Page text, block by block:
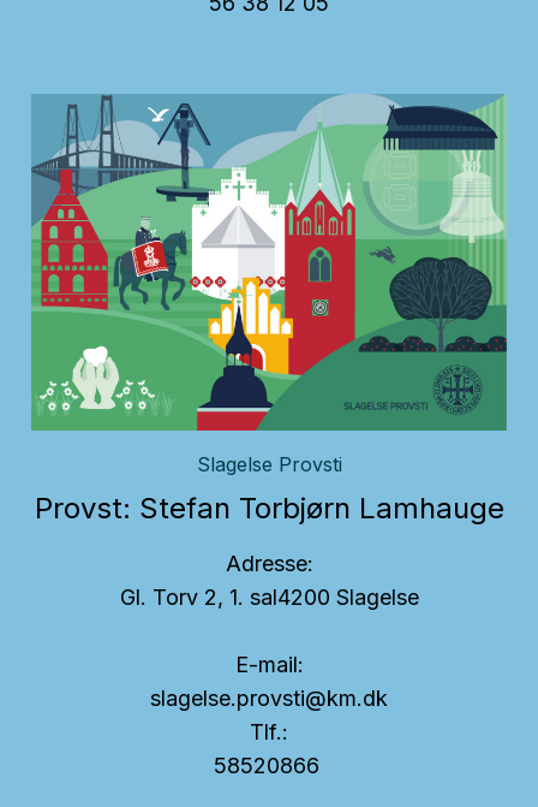
Slagelse Provsti
Provst: Stefan Torbjørn Lamhauge
Adresse:
Gl. Torv 2, 1. sal4200 Slagelse
E-mail:
slagelse.provsti@km.dk
Tlf.:
58520866